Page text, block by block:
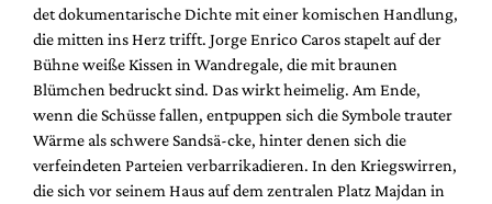
det dokumentarische Dichte mit einer komischen Handlung,
die mitten ins Herz trifft. Jorge Enrico Caros stapelt auf der
Bühne weiße Kissen in Wandregale, die mit braunen
Blümchen bedruckt sind. Das wirkt heimelig. Am Ende,
wenn die Schüsse fallen, entpuppen sich die Symbole trauter
Wärme als schwere Sandsä-cke, hinter denen sich die
verfeindeten Parteien verbarrikadieren. In den Kriegswirren,
die sich vor seinem Haus auf dem zentralen Platz Majdan in